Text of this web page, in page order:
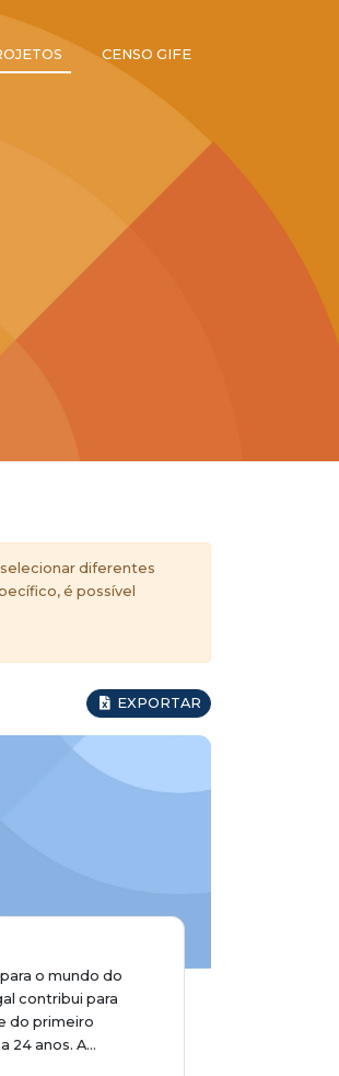
CENSO GIFE
diferentes
é possível
EXPORTAR
o mundo do
contribui para
do primeiro
24 anos. A...